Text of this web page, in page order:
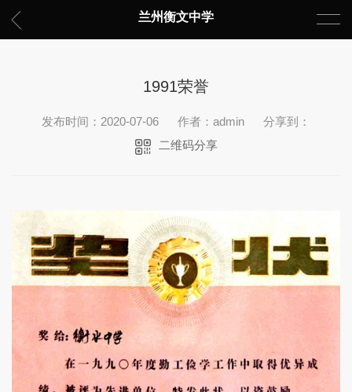
兰州衡文中学
1991荣誉
发布时间：2020-07-06 作者：admin
分享到：
二维码分享